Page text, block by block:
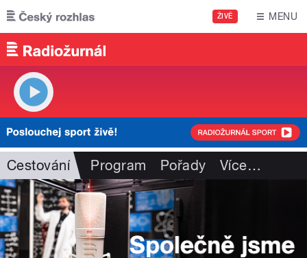
Přejít k hlavnímu obsahu
ŽIVĚ MENU
Cestování Program Pořady Více…